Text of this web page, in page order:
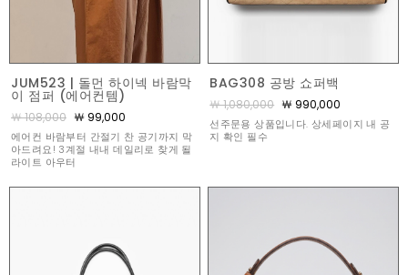
JUM523 | 돌먼 하이넥 바람막
이 점퍼 (에어컨템)
￦ 108,000 ￦ 99,000
에어컨 바람부터 간절기 찬 공기까지 막
아드려요! 3계절 내내 데일리로 찾게 될
라이트 아우터
BAG308 공방 쇼퍼백
￦ 1,080,000 ￦ 990,000
선주문용 상품입니다. 상세페이지 내 공
지 확인 필수